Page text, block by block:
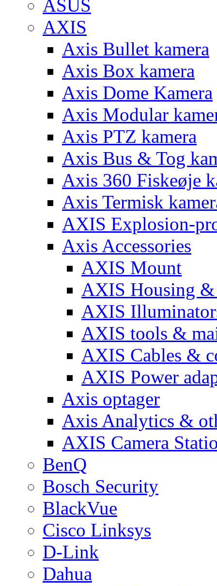
ASUS
AXIS
Axis Bullet kamera
Axis Box kamera
Axis Dome Kamera
Axis Modular
Axis PTZ kamera
Axis Bus & Tog
Axis 360 Fiskeøje
Axis Termisk
AXIS Explosion-
Axis Accessories
AXIS Mount
AXIS Housing &
AXIS
AXIS tools &
AXIS Cables &
AXIS Power
Axis optager
Axis Analytics &
AXIS Camera
BenQ
Bosch Security
BlackVue
Cisco Linksys
D-Link
Dahua